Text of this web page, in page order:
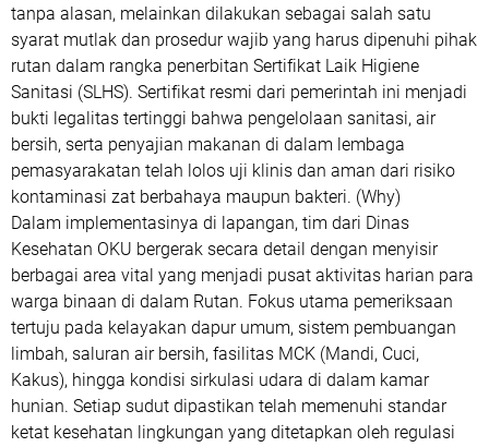
tanpa alasan, melainkan dilakukan sebagai salah satu
syarat mutlak dan prosedur wajib yang harus dipenuhi pihak
rutan dalam rangka penerbitan Sertifikat Laik Higiene
Sanitasi (SLHS). Sertifikat resmi dari pemerintah ini menjadi
bukti legalitas tertinggi bahwa pengelolaan sanitasi, air
bersih, serta penyajian makanan di dalam lembaga
pemasyarakatan telah lolos uji klinis dan aman dari risiko
kontaminasi zat berbahaya maupun bakteri. (Why)
Dalam implementasinya di lapangan, tim dari Dinas
Kesehatan OKU bergerak secara detail dengan menyisir
berbagai area vital yang menjadi pusat aktivitas harian para
warga binaan di dalam Rutan. Fokus utama pemeriksaan
tertuju pada kelayakan dapur umum, sistem pembuangan
limbah, saluran air bersih, fasilitas MCK (Mandi, Cuci,
Kakus), hingga kondisi sirkulasi udara di dalam kamar
hunian. Setiap sudut dipastikan telah memenuhi standar
ketat kesehatan lingkungan yang ditetapkan oleh regulasi